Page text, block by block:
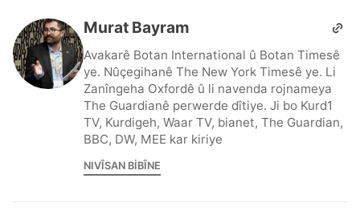
Murat Bayram
Avakarê Botan International û Botan Timesê
ye. Nûçegihanê The New York Timesê ye. Li
Zanîngeha Oxfordê û li navenda rojnameya
The Guardianê perwerde dîtiye. Ji bo Kurd1
TV, Kurdigeh, Waar TV, bianet, The Guardian,
BBC, DW, MEE kar kiriye
NIVÎSAN BIBÎNE